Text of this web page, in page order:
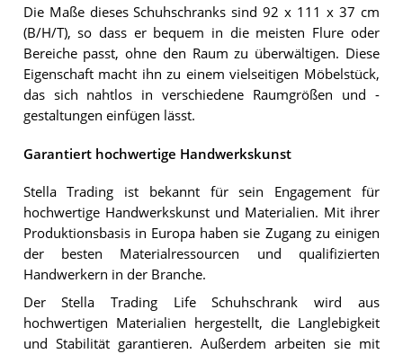
Die Maße dieses Schuhschranks sind 92 x 111 x 37 cm
(B/H/T), so dass er bequem in die meisten Flure oder
Bereiche passt, ohne den Raum zu überwältigen. Diese
Eigenschaft macht ihn zu einem vielseitigen Möbelstück,
das sich nahtlos in verschiedene Raumgrößen und -
gestaltungen einfügen lässt.
Garantiert hochwertige Handwerkskunst
Stella Trading ist bekannt für sein Engagement für
hochwertige Handwerkskunst und Materialien. Mit ihrer
Produktionsbasis in Europa haben sie Zugang zu einigen
der besten Materialressourcen und qualifizierten
Handwerkern in der Branche.
Der Stella Trading Life Schuhschrank wird aus
hochwertigen Materialien hergestellt, die Langlebigkeit
und Stabilität garantieren. Außerdem arbeiten sie mit